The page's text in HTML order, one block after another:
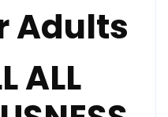
Adults
ALL